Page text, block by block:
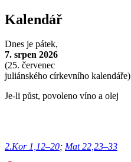
Kalendář
Dnes je pátek,
7. srpen 2026
(25. červenec
juliánského církevního kalendáře)
Je-li půst, povoleno víno a olej
2.Kor 1,12–20; Mat 22,23–33